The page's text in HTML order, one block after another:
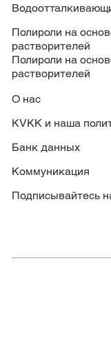
Полироли на
растворителей
Полироли на
растворителей
О нас
KVKK и наша
Банк данных
Коммуникация
Подписывайтесь